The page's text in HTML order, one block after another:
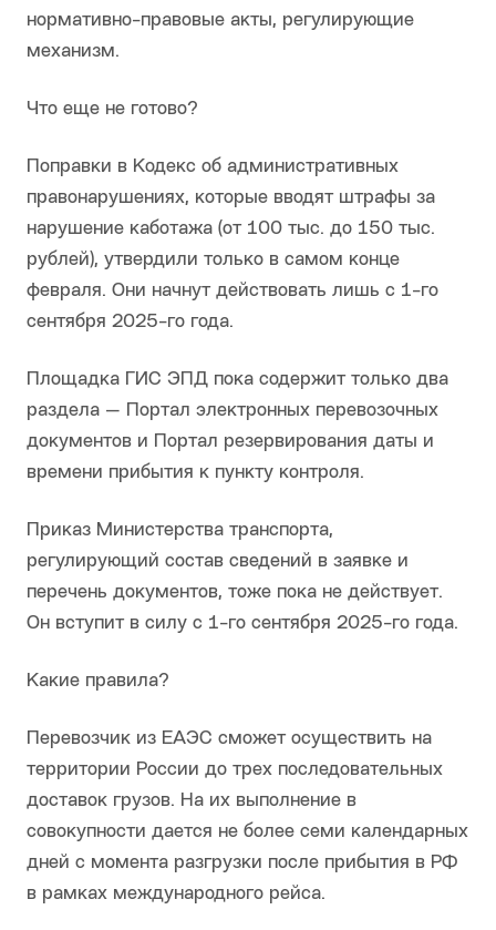
нормативно-правовые акты, регулирующие
механизм.
Что еще не готово?
Поправки в Кодекс об административных
правонарушениях, которые вводят штрафы за
нарушение каботажа (от 100 тыс. до 150 тыс.
рублей), утвердили только в самом конце
февраля. Они начнут действовать лишь с 1-го
сентября 2025-го года.
Площадка ГИС ЭПД пока содержит только два
раздела — Портал электронных перевозочных
документов и Портал резервирования даты и
времени прибытия к пункту контроля.
Приказ Министерства транспорта,
регулирующий состав сведений в заявке и
перечень документов, тоже пока не действует.
Он вступит в силу с 1-го сентября 2025-го года.
Какие правила?
Перевозчик из ЕАЭС сможет осуществить на
территории России до трех последовательных
доставок грузов. На их выполнение в
совокупности дается не более семи календарных
дней с момента разгрузки после прибытия в РФ
в рамках международного рейса.